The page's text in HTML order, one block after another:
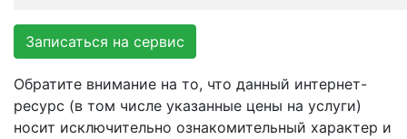
Записаться на сервис
Обратите внимание на то, что данный интернет-
ресурс (в том числе указанные цены на услуги)
носит исключительно ознакомительный характер и